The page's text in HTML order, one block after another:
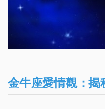
金牛座愛情觀：揭